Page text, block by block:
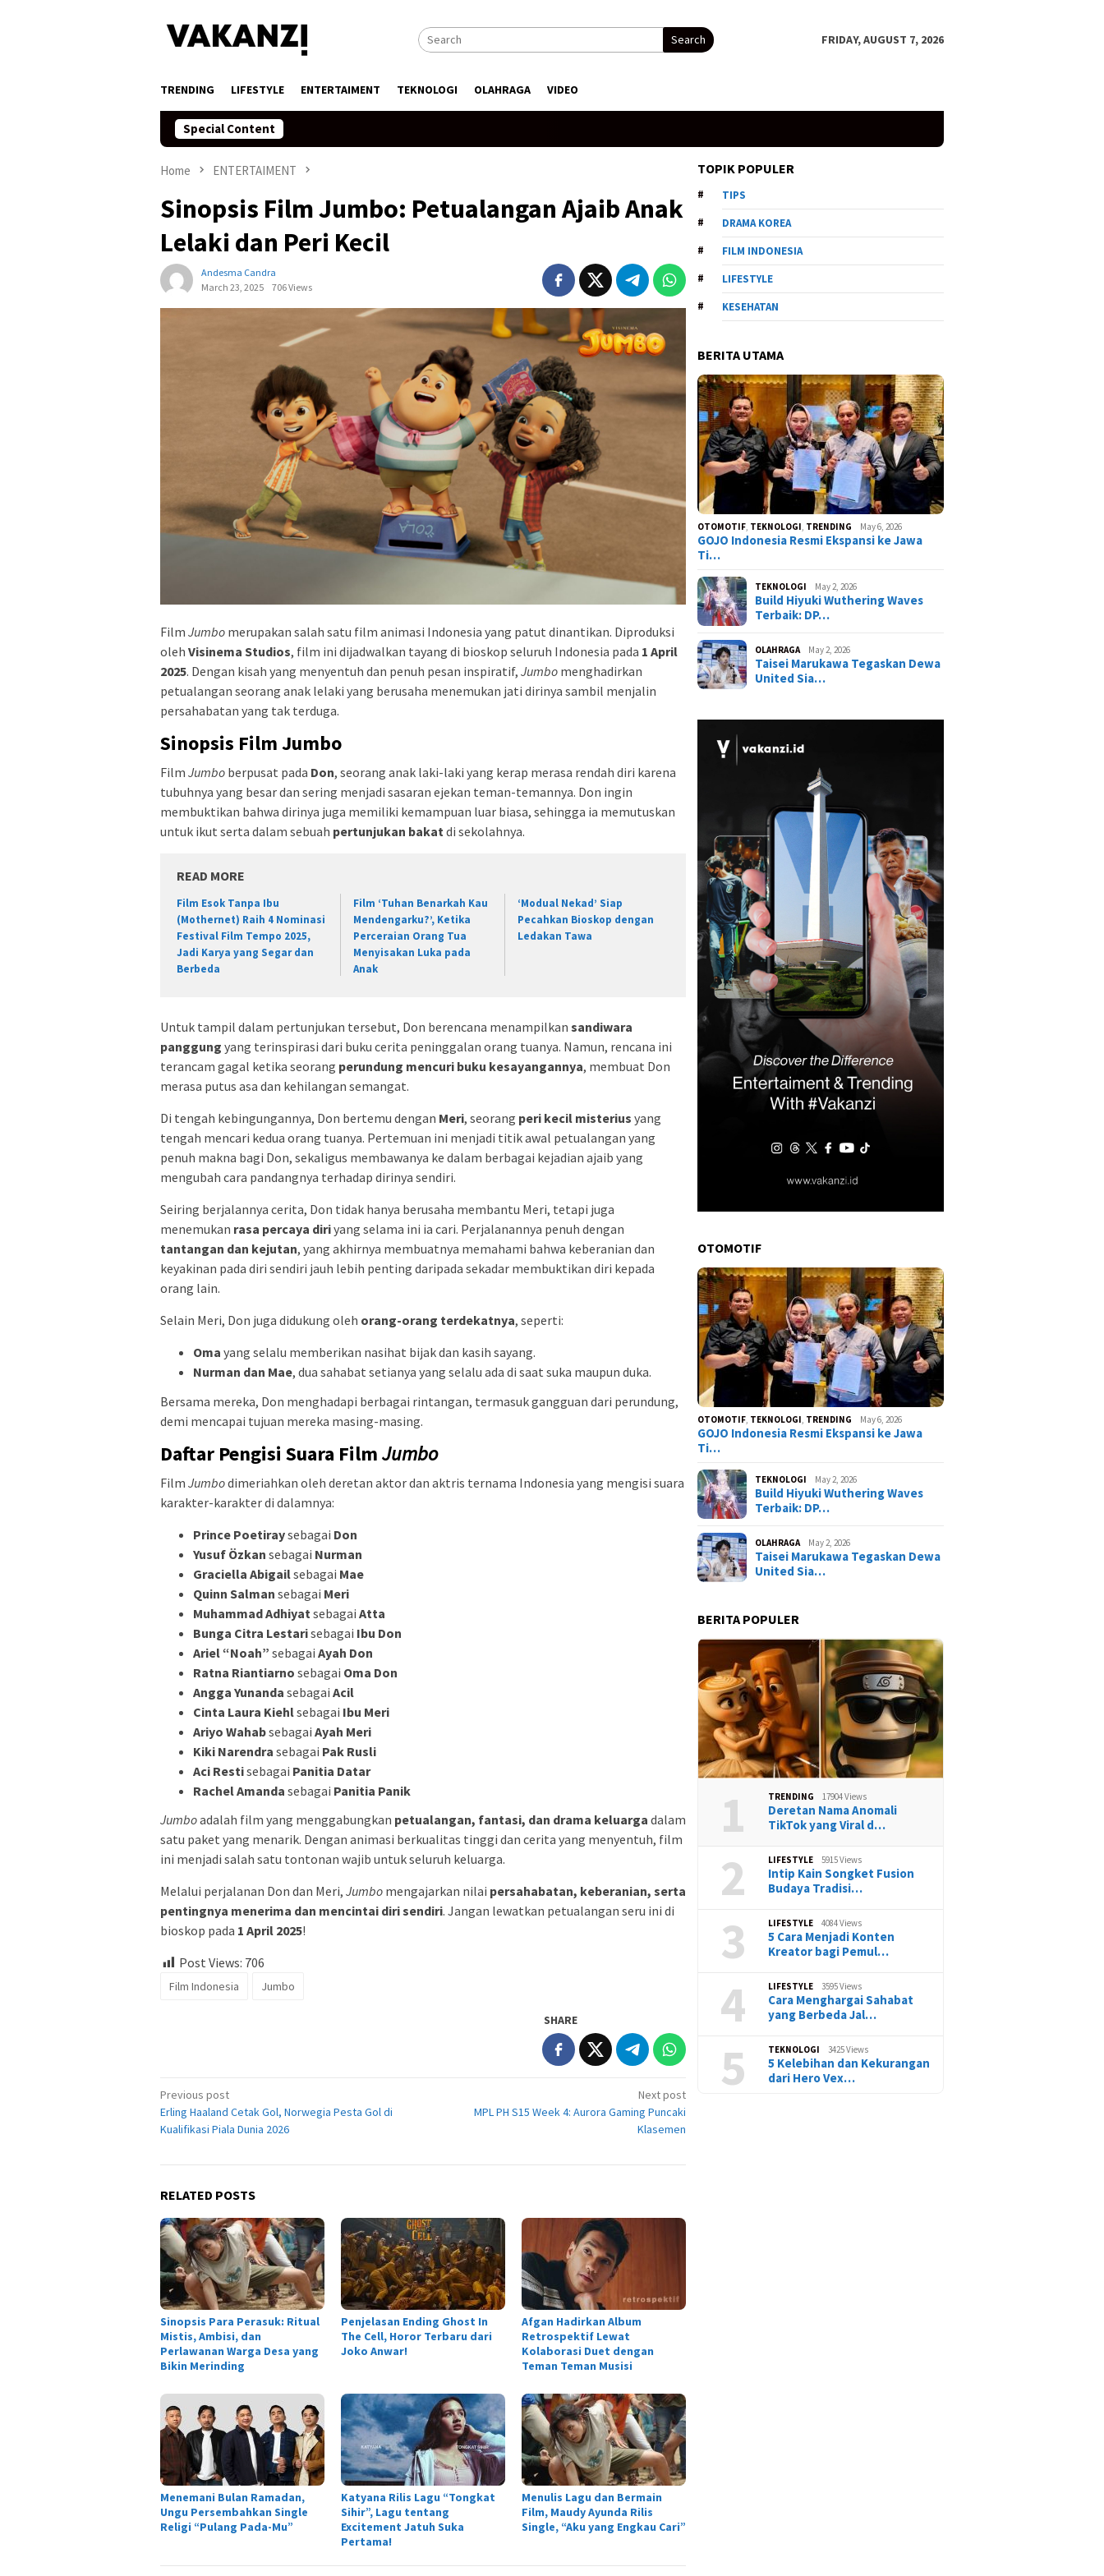
Search FRIDAY, AUGUST 7, 2026
TRENDING LIFESTYLE ENTERTAIMENT TEKNOLOGI OLAHRAGA VIDEO
Special Content
Home ENTERTAIMENT
Sinopsis Film Jumbo: Petualangan Ajaib Anak
Lelaki dan Peri Kecil
Andesma Candra
March 23, 2025
706 Views
Film Jumbo merupakan salah satu film animasi Indonesia yang patut dinantikan. Diproduksi
oleh Visinema Studios, film ini dijadwalkan tayang di bioskop seluruh Indonesia pada 1 April
2025. Dengan kisah yang menyentuh dan penuh pesan inspiratif, Jumbo menghadirkan
petualangan seorang anak lelaki yang berusaha menemukan jati dirinya sambil menjalin
persahabatan yang tak terduga.
Sinopsis Film Jumbo
Film Jumbo berpusat pada Don, seorang anak laki-laki yang kerap merasa rendah diri karena
tubuhnya yang besar dan sering menjadi sasaran ejekan teman-temannya. Don ingin
membuktikan bahwa dirinya juga memiliki kemampuan luar biasa, sehingga ia memutuskan
untuk ikut serta dalam sebuah pertunjukan bakat di sekolahnya.
READ MORE
Film Esok Tanpa Ibu
(Mothernet) Raih 4 Nominasi
Festival Film Tempo 2025,
Jadi Karya yang Segar dan
Berbeda
Film ‘Tuhan Benarkah Kau
Mendengarku?’, Ketika
Perceraian Orang Tua
Menyisakan Luka pada
Anak
‘Modual Nekad’ Siap
Pecahkan Bioskop dengan
Ledakan Tawa
Untuk tampil dalam pertunjukan tersebut, Don berencana menampilkan sandiwara
panggung yang terinspirasi dari buku cerita peninggalan orang tuanya. Namun, rencana ini
terancam gagal ketika seorang perundung mencuri buku kesayangannya, membuat Don
merasa putus asa dan kehilangan semangat.
Di tengah kebingungannya, Don bertemu dengan Meri, seorang peri kecil misterius yang
tengah mencari kedua orang tuanya. Pertemuan ini menjadi titik awal petualangan yang
penuh makna bagi Don, sekaligus membawanya ke dalam berbagai kejadian ajaib yang
mengubah cara pandangnya terhadap dirinya sendiri.
Seiring berjalannya cerita, Don tidak hanya berusaha membantu Meri, tetapi juga
menemukan rasa percaya diriyang selama ini ia cari. Perjalanannya penuh dengan
tantangan dan kejutan, yang akhirnya membuatnya memahami bahwa keberanian dan
keyakinan pada diri sendiri jauh lebih penting daripada sekadar membuktikan diri kepada
orang lain.
Selain Meri, Don juga didukung oleh orang-orang terdekatnya, seperti:
Oma yang selalu memberikan nasihat bijak dan kasih sayang.
Nurman dan Mae, dua sahabat setianya yang selalu ada di saat suka maupun duka.
Bersama mereka, Don menghadapi berbagai rintangan, termasuk gangguan dari perundung,
demi mencapai tujuan mereka masing-masing.
Daftar Pengisi Suara FilmJumbo
Film Jumbodimeriahkan oleh deretan aktor dan aktris ternama Indonesia yang mengisi suara
karakter-karakter di dalamnya:
Prince Poetiraysebagai Don
Yusuf Özkan sebagai Nurman
Graciella Abigailsebagai Mae
Quinn Salman sebagai Meri
Muhammad Adhiyat sebagai Atta
Bunga Citra Lestarisebagai Ibu Don
Ariel “Noah” sebagai Ayah Don
Ratna Riantiarno sebagai Oma Don
Angga Yunanda sebagai Acil
Cinta Laura Kiehlsebagai Ibu Meri
Ariyo Wahabsebagai Ayah Meri
Kiki Narendra sebagai Pak Rusli
Aci Restisebagai Panitia Datar
Rachel Amanda sebagai Panitia Panik
Jumboadalah film yang menggabungkan petualangan, fantasi, dan drama keluarga dalam
satu paket yang menarik. Dengan animasi berkualitas tinggi dan cerita yang menyentuh, film
ini menjadi salah satu tontonan wajib untuk seluruh keluarga.
Melalui perjalanan Don dan Meri, Jumbo mengajarkan nilai persahabatan, keberanian, serta
pentingnya menerima dan mencintai diri sendiri. Jangan lewatkan petualangan seru ini di
bioskop pada 1 April 2025!
Post Views: 706
Film Indonesia Jumbo
SHARE
Post
navigation
Previous post
Erling Haaland Cetak Gol, Norwegia Pesta Gol di
Kualifikasi Piala Dunia 2026
Next post
MPL PH S15 Week 4: Aurora Gaming Puncaki
Klasemen
RELATED POSTS
Sinopsis Para Perasuk: Ritual
Mistis, Ambisi, dan
Perlawanan Warga Desa yang
Bikin Merinding
Penjelasan Ending Ghost In
The Cell, Horor Terbaru dari
Joko Anwar!
Afgan Hadirkan Album
Retrospektif Lewat
Kolaborasi Duet dengan
Teman Teman Musisi
Menemani Bulan Ramadan,
Ungu Persembahkan Single
Religi “Pulang Pada-Mu”
Katyana Rilis Lagu “Tongkat
Sihir”, Lagu tentang
Excitement Jatuh Suka
Pertama!
Menulis Lagu dan Bermain
Film, Maudy Ayunda Rilis
Single, “Aku yang Engkau Cari”
TOPIK POPULER
TIPS
DRAMA KOREA
FILM INDONESIA
LIFESTYLE
KESEHATAN
BERITA UTAMA
OTOMOTIF TEKNOLOGI TRENDING May 6, 2026
GOJO Indonesia Resmi Ekspansi ke Jawa
Ti…
TEKNOLOGI May 2, 2026
Build Hiyuki Wuthering Waves
Terbaik: DP…
OLAHRAGA May 2, 2026
Taisei Marukawa Tegaskan Dewa
United Sia…
OTOMOTIF
OTOMOTIF, TEKNOLOGI, TRENDING May 6, 2026
GOJO Indonesia Resmi Ekspansi ke Jawa
Ti…
TEKNOLOGI May 2, 2026
Build Hiyuki Wuthering Waves
Terbaik: DP…
OLAHRAGA May 2, 2026
Taisei Marukawa Tegaskan Dewa
United Sia…
BERITA POPULER
1 TRENDING 17904 Views
Deretan Nama Anomali
TikTok yang Viral d…
2 LIFESTYLE 5915 Views
Intip Kain Songket Fusion
Budaya Tradisi…
3 LIFESTYLE 4084 Views
5 Cara Menjadi Konten
Kreator bagi Pemul…
4 LIFESTYLE 3595 Views
Cara Menghargai Sahabat
yang Berbeda Jal…
5 TEKNOLOGI 3425 Views
5 Kelebihan dan Kekurangan
dari Hero Vex…